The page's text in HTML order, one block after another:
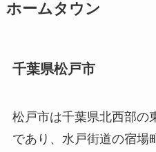
ホームタウン
千葉県松戸市
松戸市は千葉県北西部の
であり、水戸街道の宿場